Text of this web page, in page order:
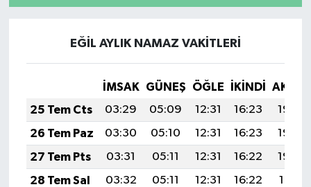
EĞİL AYLIK NAMAZ VAKITLERI
İMSAK GÜNEŞ ÖĞLE İKINDI
25 Tem Cts
03:29 05:09 12:31 16:23
19:44
26 Tem Paz
03:30 05:10 12:31 16:23
19:43
27 Tem Pts
03:31 05:11 12:31 16:22
19:42
28 Tem Sal
03:32 05:11 12:31 16:22
19:41
Künye